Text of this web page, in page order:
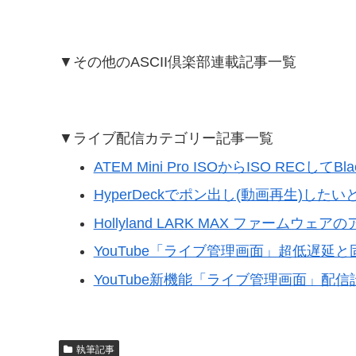
▼その他のASCII倶楽部連載記事一覧
▼ライブ配信カテゴリー記事一覧
ATEM Mini Pro ISOからISO RECして
HyperDeckでポン出し(動画再生)したい
Hollyland LARK MAX ファームウェアの
YouTube「ライブ管理画面」超低遅延
YouTube新機能「ライブ管理画面」配信
執筆記事